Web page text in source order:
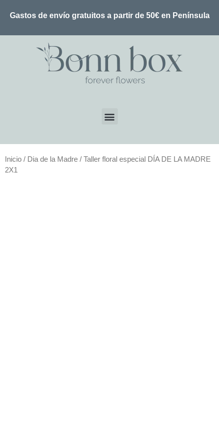
Gastos de envío gratuitos a partir de 50€ en Península
Inicio / Dia de la Madre / Taller floral especial DÍA DE LA MADRE
2X1